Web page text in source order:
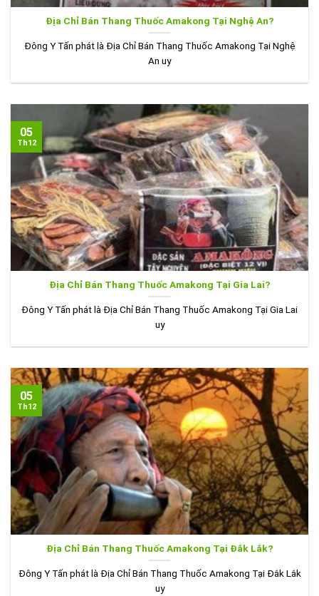
Địa Chỉ Bán Thang Thuốc Amakong Tại Nghệ An?
Đông Y Tấn phát là Địa Chỉ Bán Thang Thuốc Amakong Tại Nghệ
An uy
Địa Chỉ Bán Thang Thuốc Amakong Tại Gia Lai?
Đông Y Tấn phát là Địa Chỉ Bán Thang Thuốc Amakong Tại Gia Lai
uy
05
Th12
Địa Chỉ Bán Thang Thuốc Amakong Tại Đắk Lắk?
Đông Y Tấn phát là Địa Chỉ Bán Thang Thuốc Amakong Tại Đắk Lắk
uy
05
Th12